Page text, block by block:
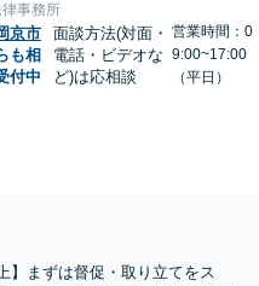
事務所
京市
も相
付中
面談方法(対面・
電話・ビデオな
ど)は応相談
営業時間：0
9:00~17:00
（平日）
】まずは督促・取り立てをス